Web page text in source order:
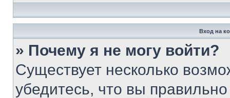
Вход на
» Почему я не могу войти?
Существует несколько
убедитесь, что вы